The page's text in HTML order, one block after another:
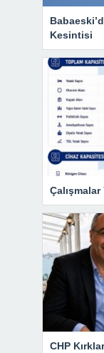
Kesintisi
Çalışmalar
CHP